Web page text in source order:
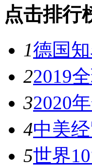
点击排行
1德国
22019
32020
4中美
5世界